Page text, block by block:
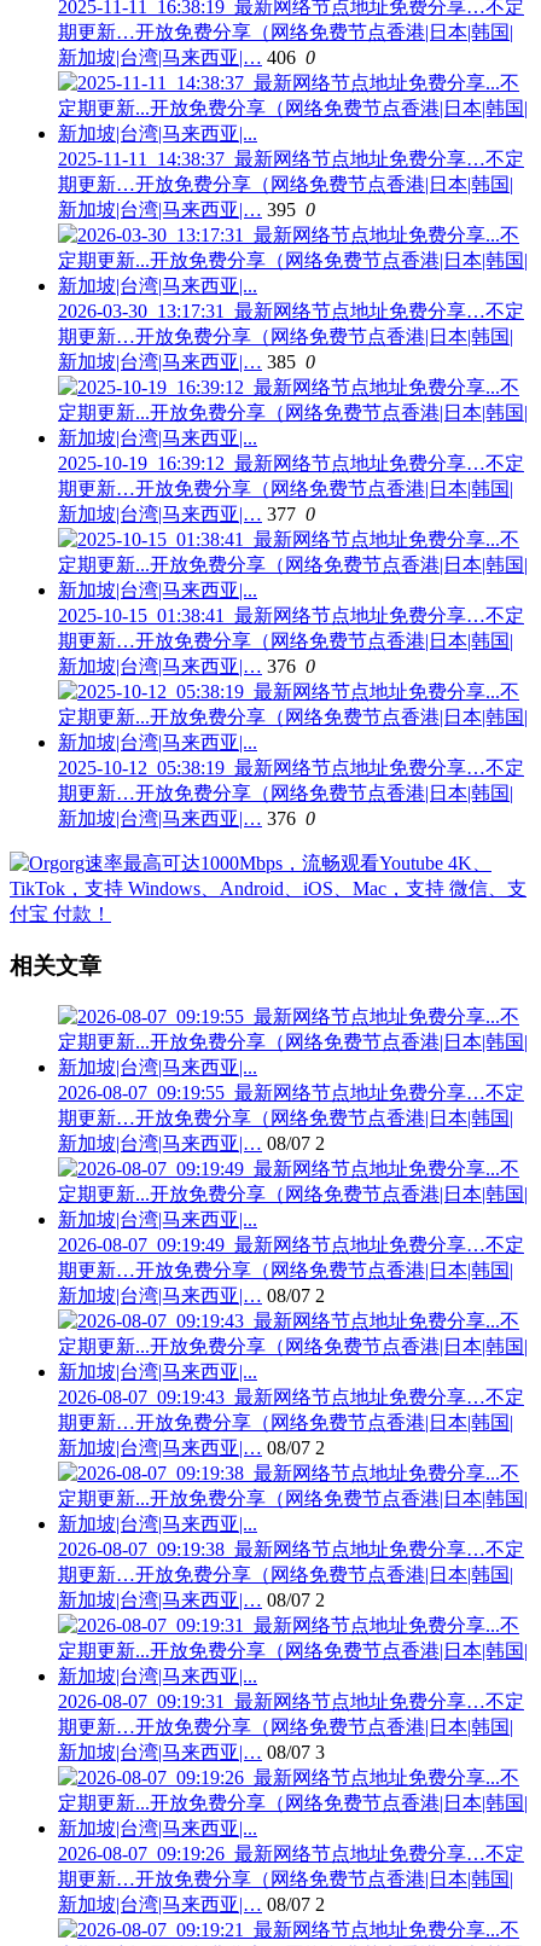
2025-11-11_16:38:19_最新网络节点地址免费分享…不定
期更新…开放免费分享（网络免费节点香港|日本|韩国|
新加坡|台湾|马来西亚|… 406 0
2025-11-11_14:38:37_最新网络节点地址免费分享…不定
期更新…开放免费分享（网络免费节点香港|日本|韩国|
新加坡|台湾|马来西亚|… 395 0
2026-03-30_13:17:31_最新网络节点地址免费分享…不定
期更新…开放免费分享（网络免费节点香港|日本|韩国|
新加坡|台湾|马来西亚|… 385 0
2025-10-19_16:39:12_最新网络节点地址免费分享…不定
期更新…开放免费分享（网络免费节点香港|日本|韩国|
新加坡|台湾|马来西亚|… 377 0
2025-10-15_01:38:41_最新网络节点地址免费分享…不定
期更新…开放免费分享（网络免费节点香港|日本|韩国|
新加坡|台湾|马来西亚|… 376 0
2025-10-12_05:38:19_最新网络节点地址免费分享…不定
期更新…开放免费分享（网络免费节点香港|日本|韩国|
新加坡|台湾|马来西亚|… 376 0
相关文章
2026-08-07_09:19:55_最新网络节点地址免费分享…不定
期更新…开放免费分享（网络免费节点香港|日本|韩国|
新加坡|台湾|马来西亚|… 08/07 2
2026-08-07_09:19:49_最新网络节点地址免费分享…不定
期更新…开放免费分享（网络免费节点香港|日本|韩国|
新加坡|台湾|马来西亚|… 08/07 2
2026-08-07_09:19:43_最新网络节点地址免费分享…不定
期更新…开放免费分享（网络免费节点香港|日本|韩国|
新加坡|台湾|马来西亚|… 08/07 2
2026-08-07_09:19:38_最新网络节点地址免费分享…不定
期更新…开放免费分享（网络免费节点香港|日本|韩国|
新加坡|台湾|马来西亚|… 08/07 2
2026-08-07_09:19:31_最新网络节点地址免费分享…不定
期更新…开放免费分享（网络免费节点香港|日本|韩国|
新加坡|台湾|马来西亚|… 08/07 3
2026-08-07_09:19:26_最新网络节点地址免费分享…不定
期更新…开放免费分享（网络免费节点香港|日本|韩国|
新加坡|台湾|马来西亚|… 08/07 2